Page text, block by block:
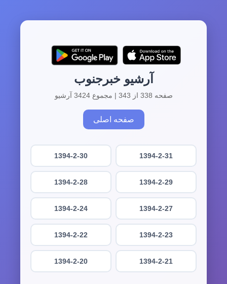
آرشیو خبرجنوب
صفحه 338 از 343 | مجموع 3424 آرشیو
صفحه اصلی
1394-2-31
1394-2-30
1394-2-29
1394-2-28
1394-2-27
1394-2-24
1394-2-23
1394-2-22
1394-2-21
1394-2-20